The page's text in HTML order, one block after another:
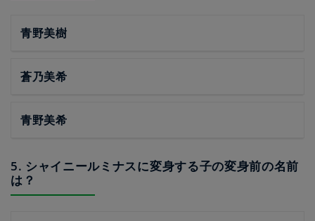
青野美樹
蒼乃美希
青野美希
5. シャイニールミナスに変身する子の変身前の名前
は？